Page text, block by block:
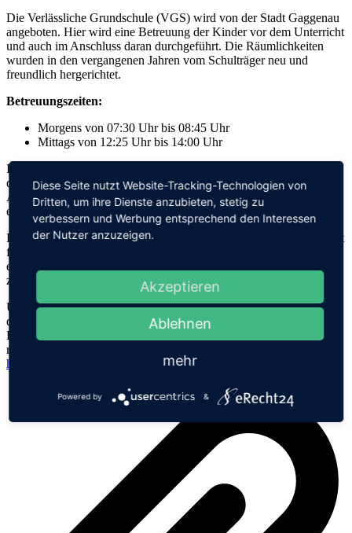
Die Verlässliche Grundschule (VGS) wird von der Stadt Gaggenau
angeboten. Hier wird eine Betreuung der Kinder vor dem Unterricht
und auch im Anschluss daran durchgeführt. Die Räumlichkeiten
wurden in den vergangenen Jahren vom Schulträger neu und
freundlich hergerichtet.
Betreuungszeiten:
Morgens von 07:30 Uhr bis 08:45 Uhr
Mittags von 12:25 Uhr bis 14:00 Uhr
In der VGS wird zudem an 30 Ferientagen eine Ferienbetreuung
durchgeführt. Das Betreuungsteam organisiert in den Ferien
Ausflüge in die nähere Umgebung und bietet den „Ferienkindern“
ein abwechslungsreiches Programm.
Die Anmeldung zur Verlässlichen Grundschule erfolgt über das Amt
für Schulen. Das Anmeldeformular ist im Sekretariat der Schule
erhältlich und steht auch auf der Homepage der Stadt Gaggenau
zum Herunterladen und Ausdrucken bereit.
Über den nachfolgenden Link gelangen Sie direkt auf die Übersicht
der städtischen Grundschulen. Bitte wählen Sie zunächst die
Hebelschule aus und scrollen dann nach unten, dort finden Sie
rechts die Downloads:
https://www.gaggenau.de/grundschulen.112.htm
Diese Seite nutzt Website-Tracking-Technologien von
Dritten, um ihre Dienste anzubieten, stetig zu
verbessern und Werbung entsprechend den Interessen
der Nutzer anzuzeigen.
Akzeptieren
Ablehnen
mehr
Powered by &